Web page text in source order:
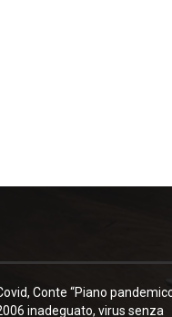
Conte “Piano
inadeguato, virus senza